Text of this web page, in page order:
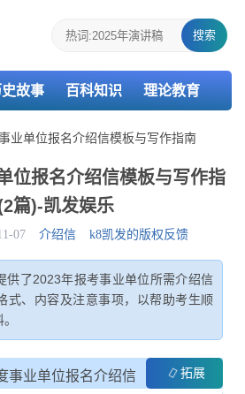
搜索
故事 百科知识 理论教育
策划 教案 课件 检讨书
活动总结 介绍信
业单位报名介绍信模板与写作指南
位报名介绍信模板与写作指
篇)-凯发娱乐
07 介绍信 k8凯发的版权反馈
供了2023年报考事业单位所需介绍信
式、内容及注意事项，以帮助考生顺
事业单位报名介绍信 拓展